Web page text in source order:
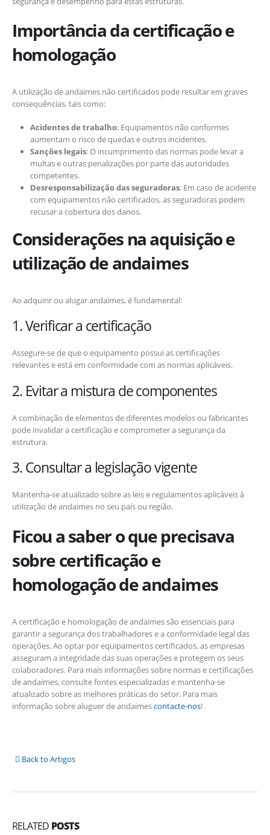
Importância da certificação e
homologação
A utilização de andaimes não certificados pode resultar em graves
consequências, tais como:
Acidentes de trabalho: Equipamentos não conformes
aumentam o risco de quedas e outros incidentes.
Sanções legais: O incumprimento das normas pode levar a
multas e outras penalizações por parte das autoridades
competentes.
Desresponsabilização das seguradoras: Em caso de acidente
com equipamentos não certificados, as seguradoras podem
recusar a cobertura dos danos.
Considerações na aquisição e
utilização de andaimes
Ao adquirir ou alugar andaimes, é fundamental:
1. Verificar a certificação
Assegure-se de que o equipamento possui as certificações
relevantes e está em conformidade com as normas aplicáveis.
2. Evitar a mistura de componentes
A combinação de elementos de diferentes modelos ou fabricantes
pode invalidar a certificação e comprometer a segurança da
estrutura.
3. Consultar a legislação vigente
Mantenha-se atualizado sobre as leis e regulamentos aplicáveis à
utilização de andaimes no seu país ou região.
Ficou a saber o que precisava
sobre certificação e
homologação de andaimes
A certificação e homologação de andaimes são essenciais para
garantir a segurança dos trabalhadores e a conformidade legal das
operações. Ao optar por equipamentos certificados, as empresas
asseguram a integridade das suas operações e protegem os seus
colaboradores. Para mais informações sobre normas e certificações
de andaimes, consulte fontes especializadas e mantenha-se
atualizado sobre as melhores práticas do setor. Para mais
informação sobre aluguer de andaimescontacte-nos!
Back to Artigos
RELATED POSTS